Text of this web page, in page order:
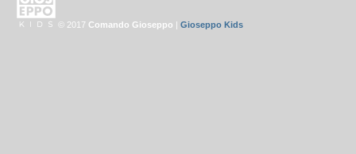
© 2017 Comando Gioseppo | Gioseppo Kids